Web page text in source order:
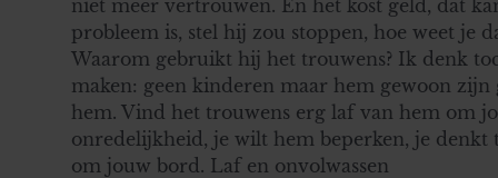
niet meer vertrouwen. En het kost geld, dat
probleem is, stel hij zou stoppen, hoe weet je
Waarom gebruikt hij het trouwens? Ik denk
maken: geen kinderen maar hem gewoon
hem. Vind het trouwens erg laf van hem om
onredelijkheid, je wilt hem beperken, je denkt
om jouw bord. Laf en onvolwassen